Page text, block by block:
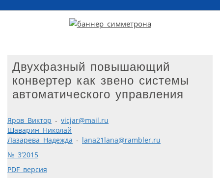
Двухфазный повышающий
конвертер как звено системы
автоматического управления
Яров Виктор - vicjar@mail.ru
Шаварин Николай
Лазарева Надежда - lana21lana@rambler.ru
№ 3’2015
PDF версия